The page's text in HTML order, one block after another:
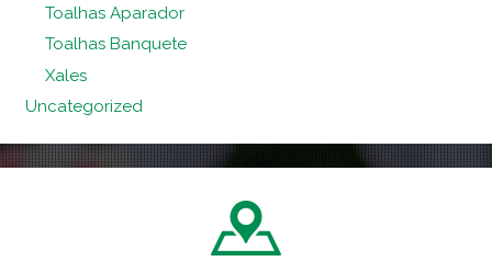
Toalhas Aparador
Toalhas Banquete
Xales
Uncategorized